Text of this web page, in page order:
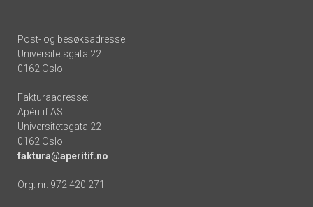
Post- og besøksadresse:
Universitetsgata 22
0162 Oslo
Fakturaadresse:
Apéritif AS
Universitetsgata 22
0162 Oslo
faktura@aperitif.no
Org. nr. 972 420 271